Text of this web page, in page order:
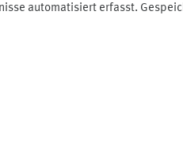
automatisiert erfasst.